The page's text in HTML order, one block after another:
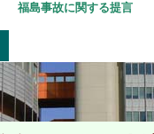
福島事故に関する提言